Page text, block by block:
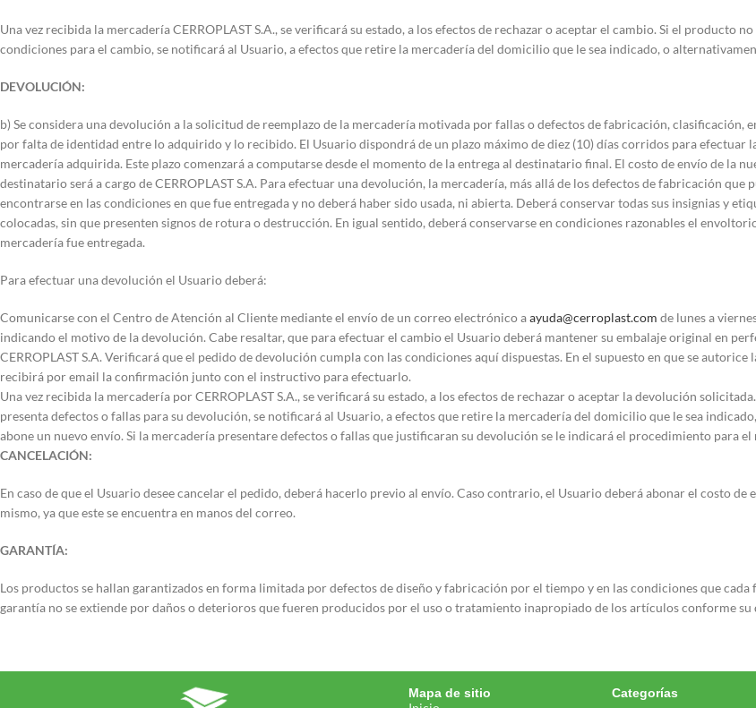
Una vez recibida la mercadería CERROPLAST S.A., se verificará su estado, a los efectos de rechazar o aceptar el cambio. Si el producto
condiciones para el cambio, se notificará al Usuario, a efectos que retire la mercadería del domicilio que le sea indicado, o
DEVOLUCIÓN:
b) Se considera una devolución a la solicitud de reemplazo de la mercadería motivada por fallas o defectos de fabricación, clasificación,
por falta de identidad entre lo adquirido y lo recibido. El Usuario dispondrá de un plazo máximo de diez (10) días corridos para efectuar
mercadería adquirida. Este plazo comenzará a computarse desde el momento de la entrega al destinatario final. El costo de envío de la
destinatario será a cargo de CERROPLAST S.A. Para efectuar una devolución, la mercadería, más allá de los defectos de fabricación que
encontrarse en las condiciones en que fue entregada y no deberá haber sido usada, ni abierta. Deberá conservar todas sus insignias y
colocadas, sin que presenten signos de rotura o destrucción. En igual sentido, deberá conservarse en condiciones razonables el
mercadería fue entregada.
Para efectuar una devolución el Usuario deberá:
Comunicarse con el Centro de Atención al Cliente mediante el envío de un correo electrónico aayuda@cerroplast.com de lunes a
indicando el motivo de la devolución. Cabe resaltar, que para efectuar el cambio el Usuario deberá mantener su embalaje original en
CERROPLAST S.A. Verificará que el pedido de devolución cumpla con las condiciones aquí dispuestas. En el supuesto en que se
recibirá por email la confirmación junto con el instructivo para efectuarlo.
Una vez recibida la mercadería por CERROPLAST S.A., se verificará su estado, a los efectos de rechazar o aceptar la devolución
presenta defectos o fallas para su devolución, se notificará al Usuario, a efectos que retire la mercadería del domicilio que le sea
abone un nuevo envío. Si la mercadería presentare defectos o fallas que justificaran su devolución se le indicará el procedimiento para el
CANCELACIÓN:
En caso de que el Usuario desee cancelar el pedido, deberá hacerlo previo al envío. Caso contrario, el Usuario deberá abonar el costo de
mismo, ya que este se encuentra en manos del correo.
GARANTÍA:
Los productos se hallan garantizados en forma limitada por defectos de diseño y fabricación por el tiempo y en las condiciones que cada
garantía no se extiende por daños o deterioros que fueren producidos por el uso o tratamiento inapropiado de los artículos conforme su
Mapa de sitio Categorías